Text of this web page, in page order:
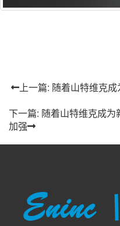
上一篇: 随着山特维克
下一篇: 随着山特维克成
加强